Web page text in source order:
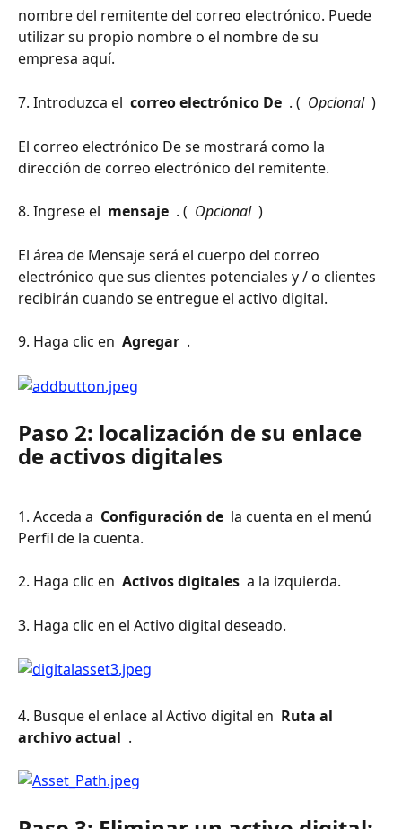
nombre del remitente del correo electrónico. Puede
utilizar su propio nombre o el nombre de su
empresa aquí.
7. Introduzca el correo electrónico De . ( Opcional )
El correo electrónico De se mostrará como la
dirección de correo electrónico del remitente.
8. Ingrese el mensaje . ( Opcional )
El área de Mensaje será el cuerpo del correo
electrónico que sus clientes potenciales y / o clientes
recibirán cuando se entregue el activo digital.
9. Haga clic en Agregar .
Paso 2: localización de su enlace
de activos digitales
1. Acceda a Configuración de la cuenta en el menú
Perfil de la cuenta.
2. Haga clic en Activos digitales a la izquierda.
3. Haga clic en el Activo digital deseado.
4. Busque el enlace al Activo digital en Ruta al
archivo actual .